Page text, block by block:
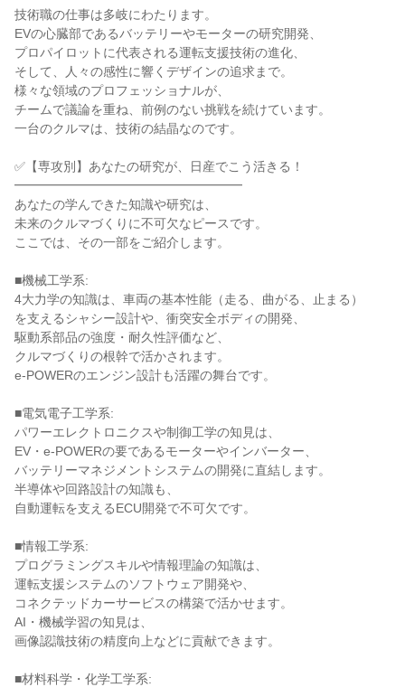
技術職の仕事は多岐にわたります。
EVの心臓部であるバッテリーやモーターの研究開発、
プロパイロットに代表される運転支援技術の進化、
そして、人々の感性に響くデザインの追求まで。
様々な領域のプロフェッショナルが、
チームで議論を重ね、前例のない挑戦を続けています。
一台のクルマは、技術の結晶なのです。
✅【専攻別】あなたの研究が、日産でこう活きる！
━━━━━━━━━━━━━━━━━━
あなたの学んできた知識や研究は、
未来のクルマづくりに不可欠なピースです。
ここでは、その一部をご紹介します。
■機械工学系:
4大力学の知識は、車両の基本性能（走る、曲がる、止まる）
を支えるシャシー設計や、衝突安全ボディの開発、
駆動系部品の強度・耐久性評価など、
クルマづくりの根幹で活かされます。
e-POWERのエンジン設計も活躍の舞台です。
■電気電子工学系:
パワーエレクトロニクスや制御工学の知見は、
EV・e-POWERの要であるモーターやインバーター、
バッテリーマネジメントシステムの開発に直結します。
半導体や回路設計の知識も、
自動運転を支えるECU開発で不可欠です。
■情報工学系:
プログラミングスキルや情報理論の知識は、
運転支援システムのソフトウェア開発や、
コネクテッドカーサービスの構築で活かせます。
AI・機械学習の知見は、
画像認識技術の精度向上などに貢献できます。
■材料科学・化学工学系: